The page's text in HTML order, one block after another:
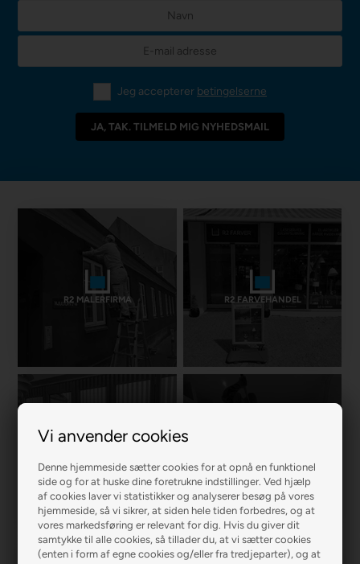
Vi anvender cookies
Denne hjemmeside sætter cookies for at opnå en funktionel
side og for at huske dine foretrukne indstillinger. Ved hjælp
af cookies laver vi statistikker og analyserer besøg på vores
hjemmeside, så vi sikrer, at siden hele tiden forbedres, og at
vores markedsføring er relevant for dig. Hvis du giver dit
samtykke til alle cookies, så tillader du, at vi sætter cookies
(enten i form af egne cookies og/eller fra tredjeparter), og at
Jeg accepterer betingelserne
R2 MALERFIRMA R2 FARVEHANDEL
R2 GARDINER R2 GULVE